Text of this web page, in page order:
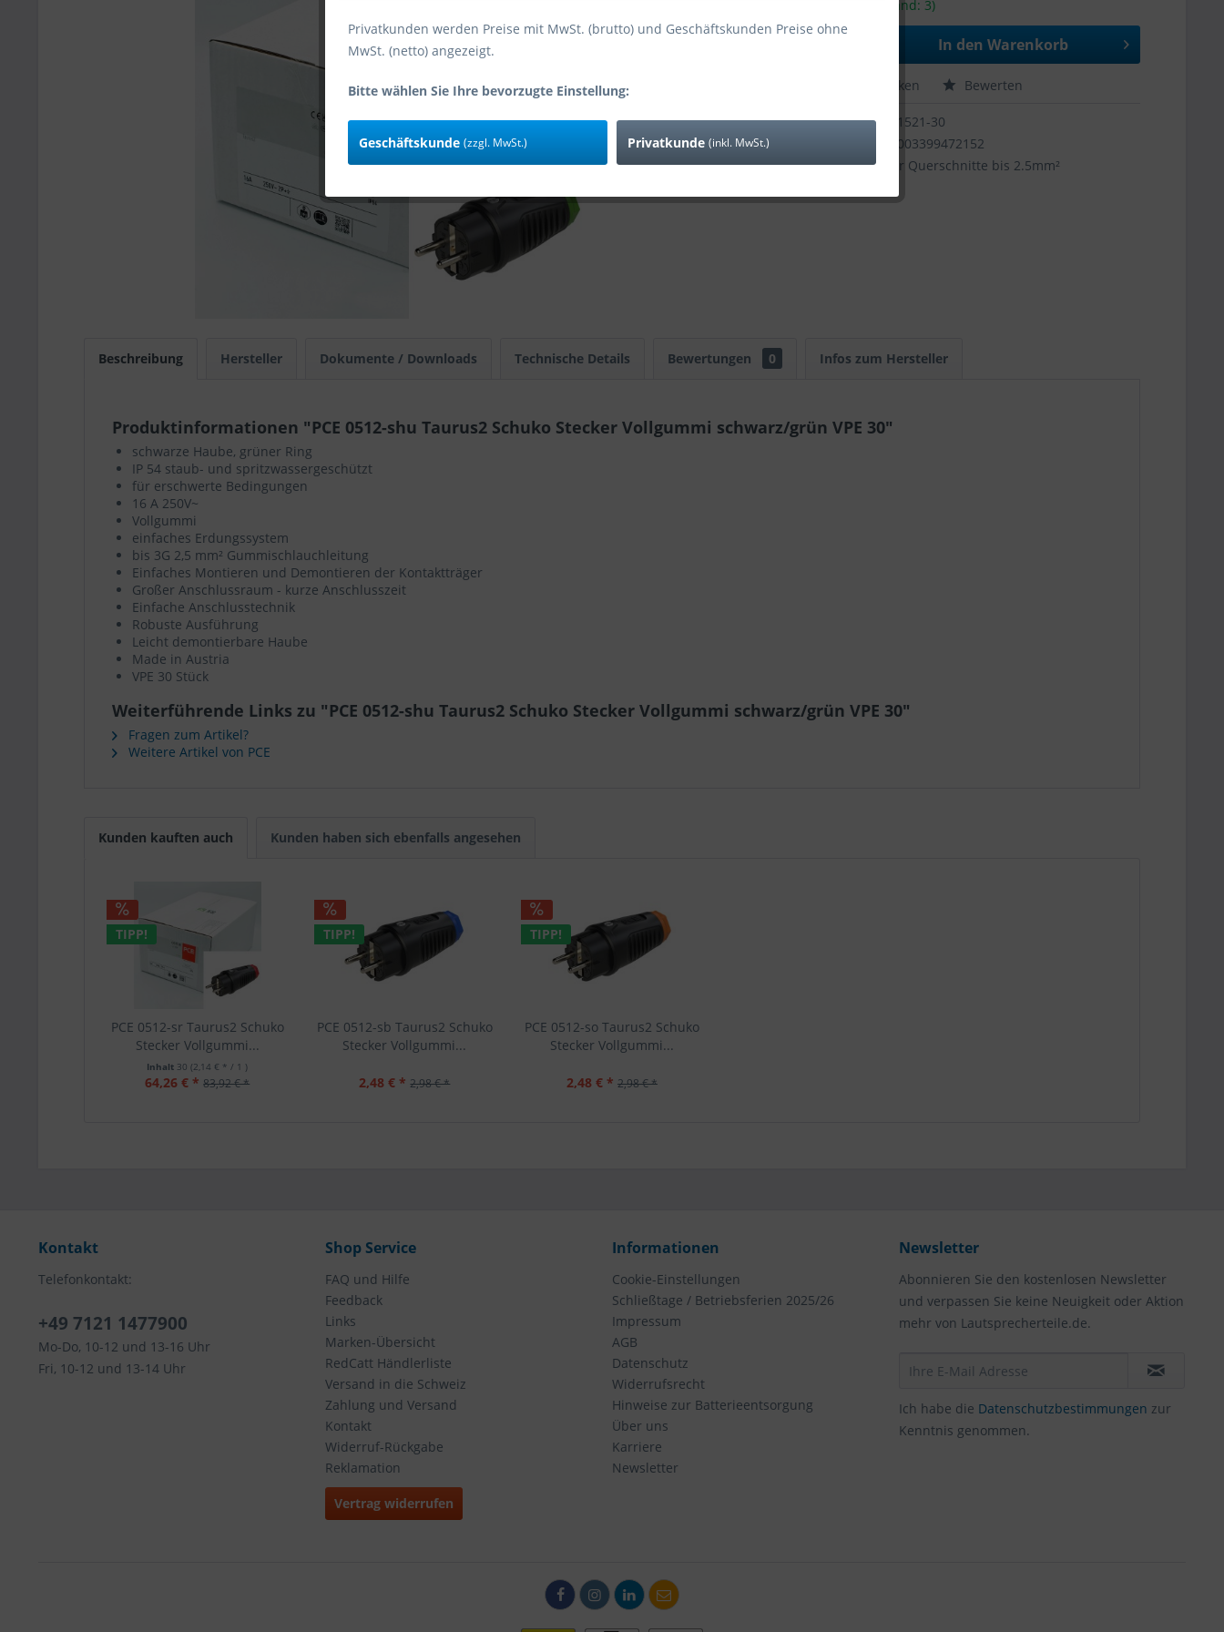
Lieferzeit 1-4 Tage (Bestand: 3)
In den Warenkorb
Merken Bewerten
Art-Nr:
11521-30
EAN
9003399472152
Zusatzinfo:
für Querschnitte bis 2.5mm²
Beschreibung Hersteller Dokumente / Downloads Technische Details Bewertungen 0 Infos zum Hersteller
Produktinformationen "PCE 0512-shu Taurus2 Schuko Stecker Vollgummi schwarz/grün VPE 30"
schwarze Haube, grüner Ring
IP 54 staub- und spritzwassergeschützt
für erschwerte Bedingungen
16 A 250V~
Vollgummi
einfaches Erdungssystem
bis 3G 2,5 mm² Gummischlauchleitung
Einfaches Montieren und Demontieren der Kontaktträger
Großer Anschlussraum - kurze Anschlusszeit
Einfache Anschlusstechnik
Robuste Ausführung
Leicht demontierbare Haube
Made in Austria
VPE 30 Stück
Weiterführende Links zu "PCE 0512-shu Taurus2 Schuko Stecker Vollgummi schwarz/grün VPE 30"
Fragen zum Artikel?
Weitere Artikel von PCE
Kunden kauften auch Kunden haben sich ebenfalls angesehen
TIPP!
PCE 0512-sr Taurus2 Schuko
Stecker Vollgummi...
Inhalt 30(2,14 € * / 1 )
64,26 € * 83,92 € *
TIPP!
PCE 0512-sb Taurus2 Schuko
Stecker Vollgummi...
2,48 € * 2,98 € *
TIPP!
PCE 0512-so Taurus2 Schuko
Stecker Vollgummi...
2,48 € * 2,98 € *
Kontakt
Telefonkontakt:
+49 7121 1477900
Mo-Do, 10-12 und 13-16 Uhr
Fri, 10-12 und 13-14 Uhr
Shop Service
FAQ und Hilfe
Feedback
Links
Marken-Übersicht
RedCatt Händlerliste
Versand in die Schweiz
Zahlung und Versand
Kontakt
Widerruf-Rückgabe
Reklamation
Vertrag widerrufen
Informationen
Cookie-Einstellungen
Schließtage / Betriebsferien 2025/26
Impressum
AGB
Datenschutz
Widerrufsrecht
Hinweise zur Batterieentsorgung
Über uns
Karriere
Newsletter
Newsletter
Abonnieren Sie den kostenlosen Newsletter
und verpassen Sie keine Neuigkeit oder Aktion
mehr von Lautsprecherteile.de.
Ich habe die Datenschutzbestimmungen zur
Kenntnis genommen.
Privatkunden werden Preise mit MwSt. (brutto) und Geschäftskunden Preise ohne
MwSt. (netto) angezeigt.
Bitte wählen Sie Ihre bevorzugte Einstellung:
Geschäftskunde (zzgl. MwSt.) Privatkunde (inkl. MwSt.)